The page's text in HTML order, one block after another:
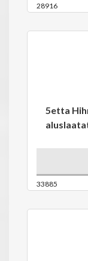
28916
5etta
33885